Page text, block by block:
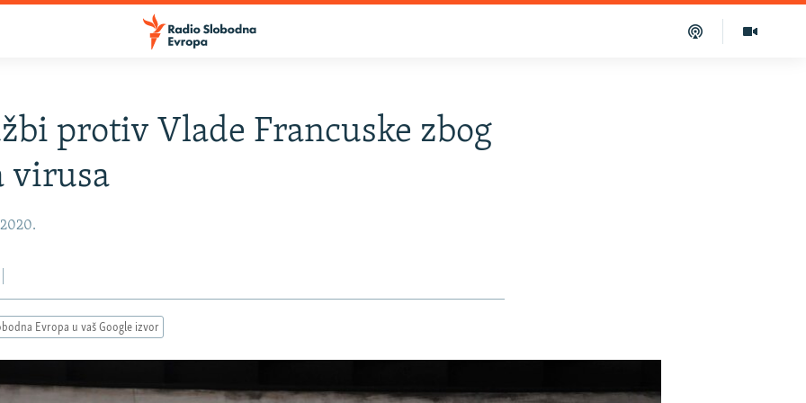
protiv Vlade Francuske zbog
virusa
Evropa u vaš Google izvor